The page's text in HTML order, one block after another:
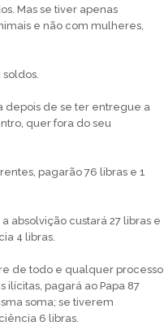
Mas se tiver apenas
e não com mulheres,
de se ter entregue a
quer fora do seu
pagarão 76 libras e 1
absolvição custará 27 libras e
4 libras.
de todo e qualquer processo
ilícitas, pagará ao Papa 87
soma; se tiverem
6 libras.